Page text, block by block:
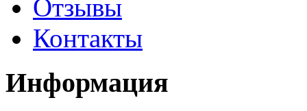
Отзывы
Контакты
Информация